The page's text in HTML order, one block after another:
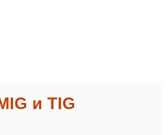
и TIG